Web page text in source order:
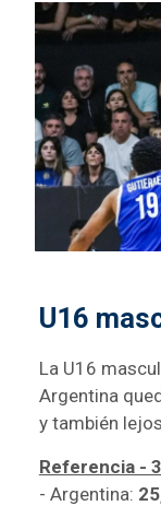
U16
La U16
Argentina
y también
Referencia -
- Argentina: